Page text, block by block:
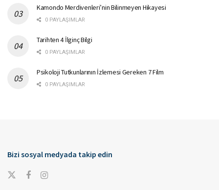
Kamondo Merdivenleri’nin Bilinmeyen Hikayesi
0 PAYLAŞIMLAR
Tarihten 4 İlginç Bilgi
0 PAYLAŞIMLAR
Psikoloji Tutkunlarının İzlemesi Gereken 7 Film
0 PAYLAŞIMLAR
Bizi sosyal medyada takip edin